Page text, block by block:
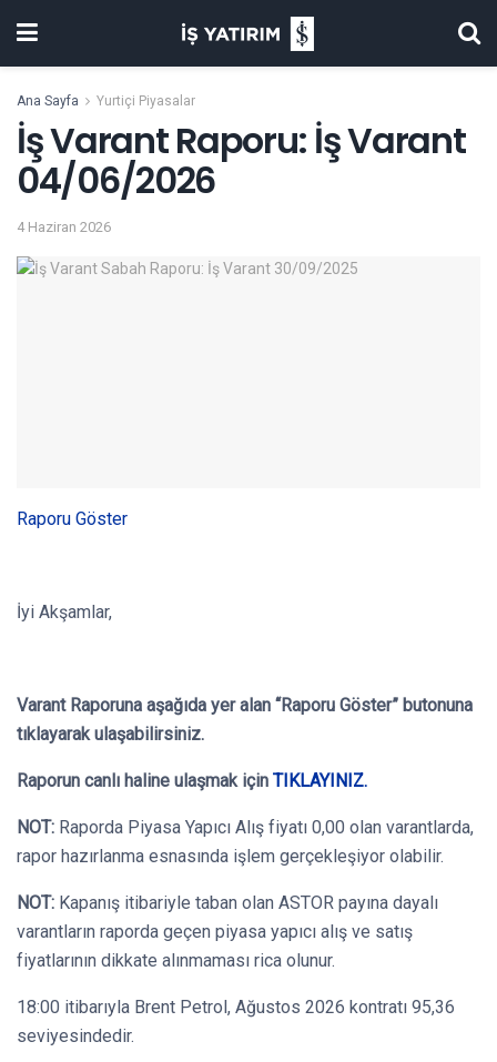
Ana Sayfa Yurtiçi Piyasalar
İş Varant Raporu: İş Varant
04/06/2026
4 Haziran 2026
Raporu Göster
İyi Akşamlar,
Varant Raporuna aşağıda yer alan “Raporu Göster” butonuna
tıklayarak ulaşabilirsiniz.
Raporun canlı haline ulaşmak için TIKLAYINIZ.
NOT: Raporda Piyasa Yapıcı Alış fiyatı 0,00 olan varantlarda,
rapor hazırlanma esnasında işlem gerçekleşiyor olabilir.
NOT: Kapanış itibariyle taban olan ASTOR payına dayalı
varantların raporda geçen piyasa yapıcı alış ve satış
fiyatlarının dikkate alınmaması rica olunur.
18:00 itibarıyla Brent Petrol, Ağustos 2026 kontratı 95,36
seviyesindedir.